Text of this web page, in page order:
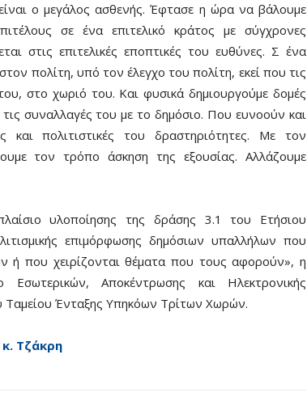
ο μεγάλος ασθενής. Έφτασε η ώρα να βάλουμε
σε ένα επιτελικό κράτος με σύγχρονες
στις επιτελικές εποπτικές του ευθύνες. Σ ένα
πολίτη, υπό τον έλεγχο του πολίτη, εκεί που τις
στο χωριό του. Και φυσικά δημιουργούμε δομές
συναλλαγές του με το δημόσιο. Που ευνοούν και
και πολιτιστικές του δραστηριότητες. Με τον
τον τρόπο άσκηση της εξουσίας. Αλλάζουμε
υλοποίησης της δράσης 3.1 του Ετήσιου
επιμόρφωσης δημόσιων υπαλλήλων που
ή που χειρίζονται θέματα που τους αφορούν», η
Αποκέντρωσης και Ηλεκτρονικής
Ταμείου Ένταξης Υπηκόων Τρίτων Χωρών.
κ. Τζάκρη